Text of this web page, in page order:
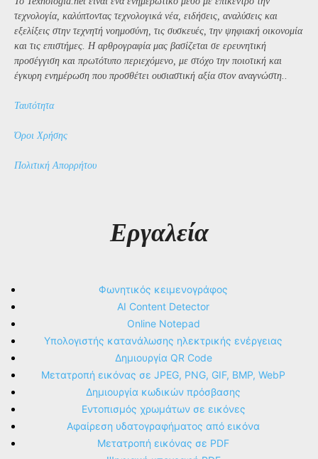
τεχνολογία, καλύπτοντας τεχνολογικά νέα, ειδήσεις, αναλύσεις και
εξελίξεις στην τεχνητή νοημοσύνη, τις συσκευές, την ψηφιακή οικονομία
και τις επιστήμες. Η αρθρογραφία μας βασίζεται σε ερευνητική
προσέγγιση και πρωτότυπο περιεχόμενο, με στόχο την ποιοτική και
έγκυρη ενημέρωση που προσθέτει ουσιαστική αξία στον αναγνώστη..
Ταυτότητα
Όροι Χρήσης
Πολιτική Απορρήτου
Εργαλεία
Φωνητικός κειμενογράφος
AI Content Detector
Online Notepad
Υπολογιστής κατανάλωσης ηλεκτρικής ενέργειας
Δημιουργία QR Code
Μετατροπή εικόνας σε JPEG, PNG, GIF, BMP, WebP
Δημιουργία κωδικών πρόσβασης
Εντοπισμός χρωμάτων σε εικόνες
Αφαίρεση υδατογραφήματος από εικόνα
Μετατροπή εικόνας σε PDF